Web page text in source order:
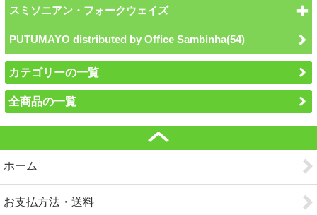
スミソニアン・フォークウェイズ
PUTUMAYO distributed by Office Sambinha(54)
カテゴリーの一覧
全商品の一覧
ホーム
お支払方法・送料